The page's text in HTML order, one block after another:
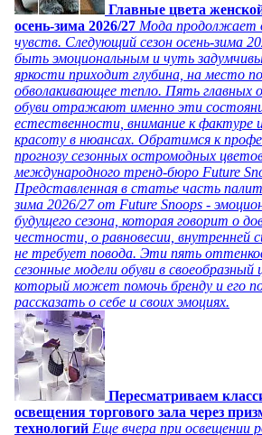
Главные цвета
осень-зима 2026/27 Мода продолжает
чувств. Следующий сезон осень-зима
быть эмоциональным и чуть
яркости приходит глубина, на место
обволакивающее тепло. Пять главных
обуви отражают именно эти
естественности, внимание к фактуре
красоту в нюансах. Обратимся к
прогнозу сезонных остромодных
международного тренд-бюро Future
Представленная в статье часть
зима 2026/27 от Future Snoops -
будущего сезона, которая говорит о
честности, о равновесии, внутренней
не требует повода. Эти пять
сезонные модели обуви в своеобразный
который может помочь бренду и его
рассказать о себе и своих эмоциях.
Пересматриваем
освещения торгового зала через
технологий Еще вчера при освещении